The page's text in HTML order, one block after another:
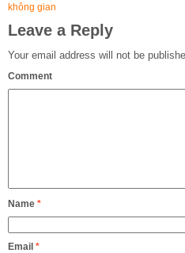
không gian
Leave a Reply
Your email address will not be
Comment
Name *
Email *